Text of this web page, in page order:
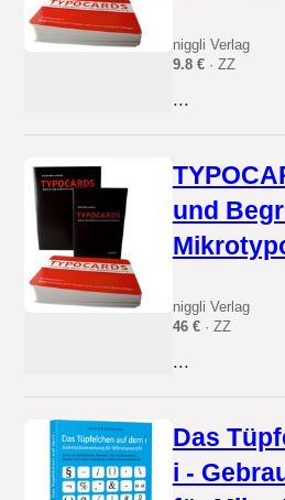
niggli Verlag
9.8 €· ZZ
...
und
niggli Verlag
46 €· ZZ
...
Das
i -